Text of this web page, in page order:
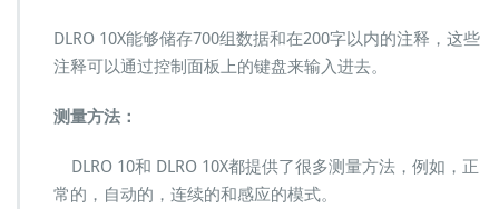
DLRO 10X能够储存700组数据和在200字以内的注释，这些
注释可以通过控制面板上的键盘来输入进去。
测量方法：
DLRO 10和 DLRO 10X都提供了很多测量方法，例如，正
常的，自动的，连续的和感应的模式。